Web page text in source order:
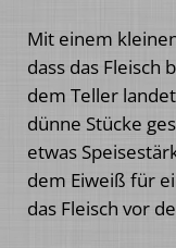
Mit einem
dass das Fleisch
dem Teller
dünne Stücke
etwas
dem Eiweiß für
das Fleisch vor